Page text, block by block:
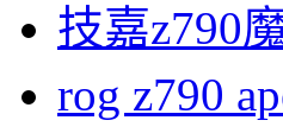
技嘉z790
rog z790